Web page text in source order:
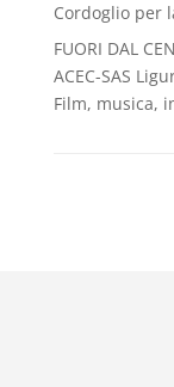
Cordoglio per
FUORI DAL
ACEC-SAS
Film, musica,